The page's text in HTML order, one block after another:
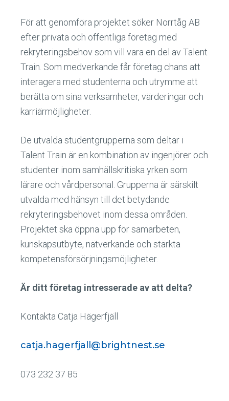
För att genomföra projektet söker Norrtåg AB
efter privata och offentliga företag med
rekryteringsbehov som vill vara en del av Talent
Train. Som medverkande får företag chans att
interagera med studenterna och utrymme att
berätta om sina verksamheter, värderingar och
karriärmöjligheter.
De utvalda studentgrupperna som deltar i
Talent Train är en kombination av ingenjörer och
studenter inom samhällskritiska yrken som
lärare och vårdpersonal. Grupperna är särskilt
utvalda med hänsyn till det betydande
rekryteringsbehovet inom dessa områden.
Projektet ska öppna upp för samarbeten,
kunskapsutbyte, nätverkande och stärkta
kompetensförsörjningsmöjligheter.
Är ditt företag intresserade av att delta?
Kontakta Catja Hägerfjäll
catja.hagerfjall@brightnest.se
073 232 37 85